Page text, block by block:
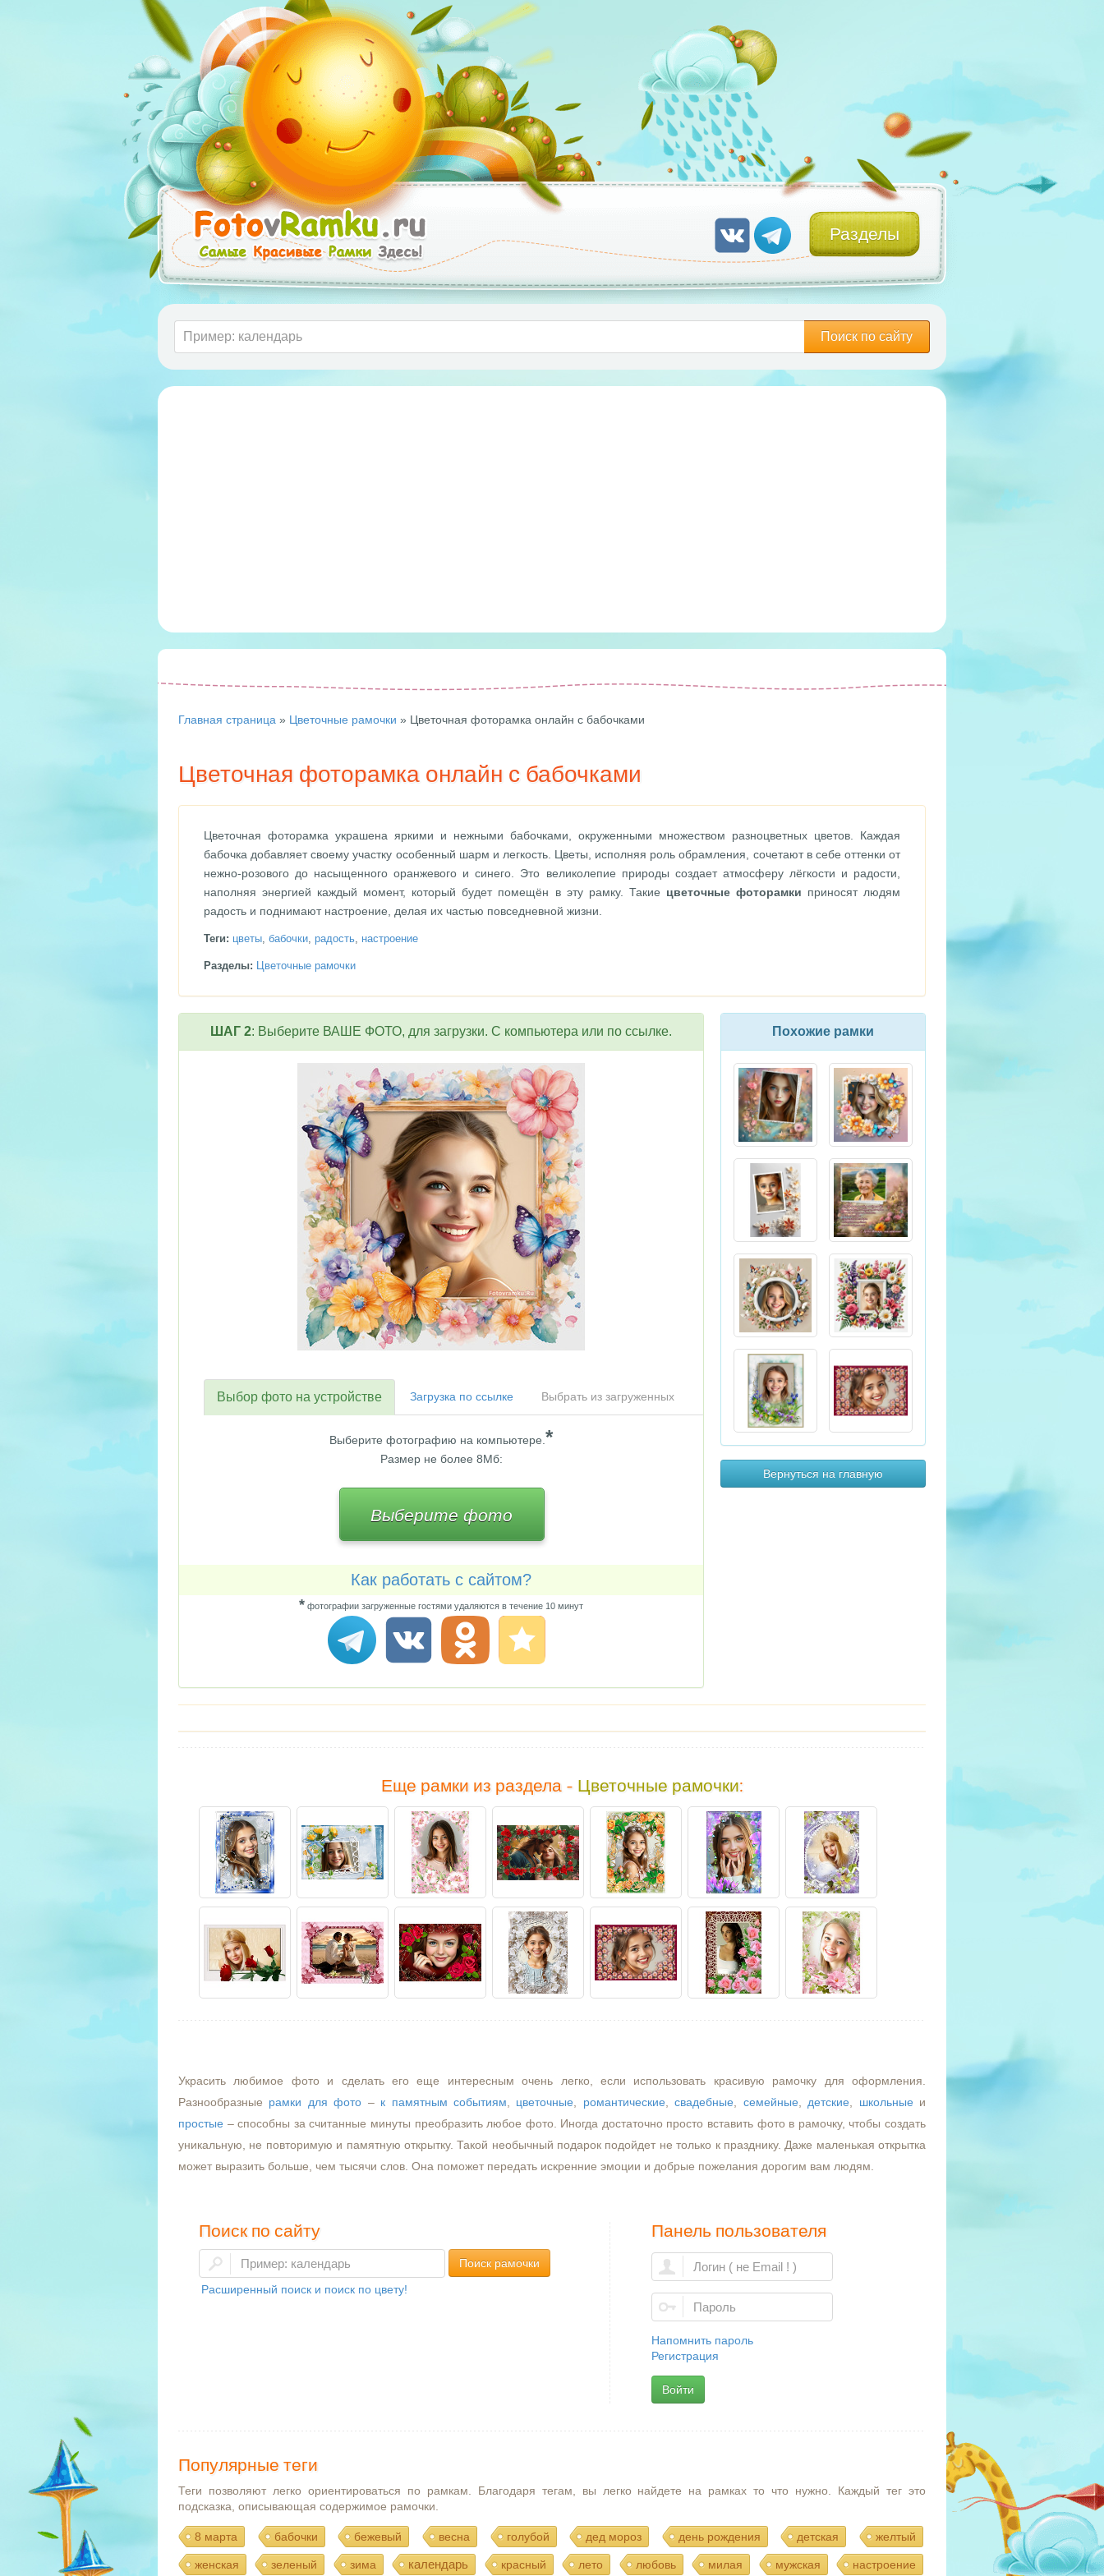
Разделы
Поиск по сайту
Главная страница » Цветочные рамочки » Цветочная фоторамка онлайн с бабочками
Цветочная фоторамка онлайн с бабочками
Цветочная фоторамка украшена яркими и нежными бабочками, окруженными множеством разноцветных цветов. Каждая
бабочка добавляет своему участку особенный шарм и легкость. Цветы, исполняя роль обрамления, сочетают в себе оттенки от
нежно-розового до насыщенного оранжевого и синего. Это великолепие природы создает атмосферу лёгкости и радости,
наполняя энергией каждый момент, который будет помещён в эту рамку. Такие цветочные фоторамки приносят людям
радость и поднимают настроение, делая их частью повседневной жизни.
Теги: цветы, бабочки, радость, настроение
Разделы: Цветочные рамочки
Похожие рамки
Вернуться на главную
ШАГ 2: Выберите ВАШЕ ФОТО, для загрузки. С компьютера или по ссылке.
Выбор фото на устройстве Загрузка по ссылке Выбрать из загруженных
Выберите фотографию на компьютере. *
Размер не более 8Мб:
Выберите фото
Как работать с сайтом?
* фотографии загруженные гостями удаляются в течение 10 минут
Еще рамки из раздела - Цветочные рамочки:
Украсить любимое фото и сделать его еще интересным очень легко, если использовать красивую рамочку для оформления.
Разнообразные рамки для фото – к памятным событиям цветочные романтические ,свадебные семейные детские школьные и
простые – способны за считанные минуты преобразить любое фото. Иногда достаточно просто вставить фото в рамочку, чтобы создать
уникальную, не повторимую и памятную открытку. Такой необычный подарок подойдет не только к празднику. Даже маленькая открытка
может выразить больше, чем тысячи слов. Она поможет передать искренние эмоции и добрые пожелания дорогим вам людям.
Поиск по сайту
Поиск рамочки
Расширенный поиск и поиск по цвету!
Панель пользователя
Напомнить пароль
Регистрация
Войти
Популярные теги
Теги позволяют легко ориентироваться по рамкам. Благодаря тегам, вы легко найдете на рамках то что нужно. Каждый тег это
подсказка, описывающая содержимое рамочки.
8 марта бабочки бежевый весна голубой дед мороз день рождения детская желтый
женская зеленый зима календарь красный лето любовь милая мужская настроение